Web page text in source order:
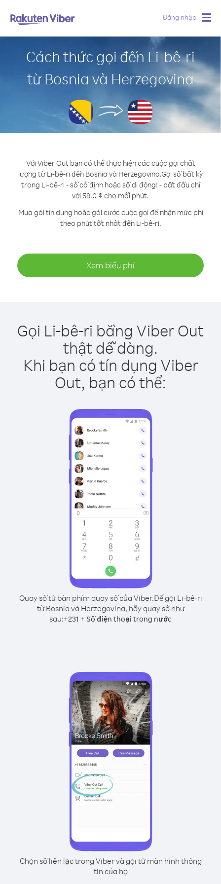
Đăng nhập
Cách thức gọi đến Li-bê-ri
từ Bosnia và Herzegovina
Với Viber Out bạn có thể thực hiện các cuộc gọi chất
lượng từ Li-bê-ri đến Bosnia và Herzegovina.Gọi số bất kỳ
trong Li-bê-ri - số cố định hoặc số di động! - bắt đầu chỉ
với 59.0 ¢ cho mỗi phút.
Mua gói tín dụng hoặc gói cước cuộc gọi để nhận mức phí
theo phút tốt nhất đến Li-bê-ri.
Xem biểu phí
Gọi Li-bê-ri bằng Viber Out
thật dễ dàng.
Khi bạn có tín dụng Viber
Out, bạn có thể:
Quay số từ bàn phím quay số của Viber.Để gọi Li-bê-ri
từ Bosnia và Herzegovina, hãy quay số như
sau:+231 + Số điện thoại trong nước
Chọn số liên lạc trong Viber và gọi từ màn hình thông
tin của họ